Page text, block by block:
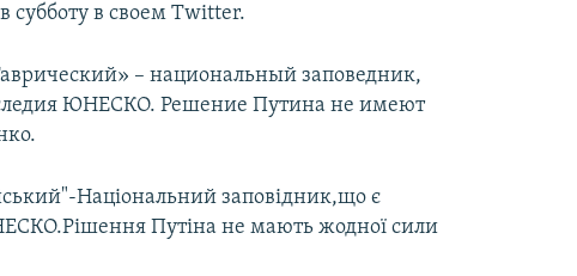
субботу в своем Twitter.
– национальный заповедник,
ЮНЕСКО. Решение Путина не имеют
Національний заповідник,що є
Путіна не мають жодної сили